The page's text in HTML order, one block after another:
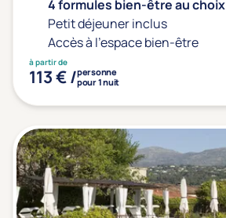
4 formules bien-être au choix
Petit déjeuner inclus
Accès à l'espace bien-être
à partir de
113 € /personne
pour 1 nuit